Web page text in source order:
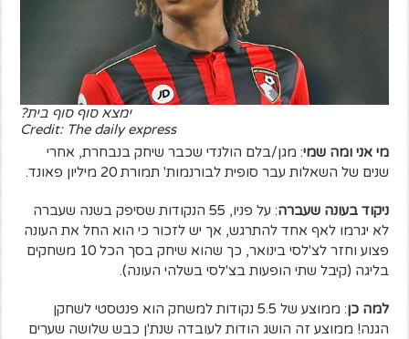
ימצא סוף סוף בית?
Credit: The daily express
מי אני ומה שמי: מגן/בלם הולנדי שכבר שיחק בנבחרת, אחרי
שנים של השאלות עבר סופית לבורנמות' תמורת 20 מיליון פאונד.
ניקוד בעונה שעברה
: על פניו, 55 הנקודות שסיפק בשנה שעברה
לא יגרמו לאף אחד להתרגש, אך יש לזכור כי הוא החל את העונה
פצוע וחזר לצ'לסי בינואר, כך שהוא שיחק בסך הכל 10 משחקים
בליגה (קיבל שתי הופעות בצ'לסי בשלהי העונה).
למה כן
: ממוצע של 5.5 נקודות למשחק הוא פנטסטי לשחקן
הגנה! ממוצע זה הושג הודות לעובדה שנת'ן כבש שלושה שערים